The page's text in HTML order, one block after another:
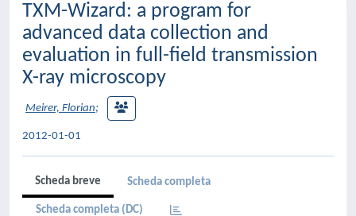
TXM-Wizard: a program for
advanced data collection and
evaluation in full-field transmission
X-ray microscopy
Meirer, Florian;
2012-01-01
Scheda breve Scheda completa
Scheda completa (DC)